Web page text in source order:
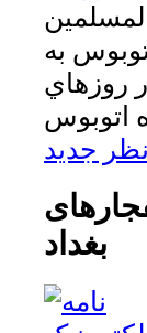
92 دستگاه اتوبوس به
روزهاي
جدید
بغداد